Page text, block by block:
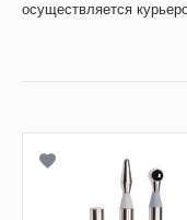
осуществляется